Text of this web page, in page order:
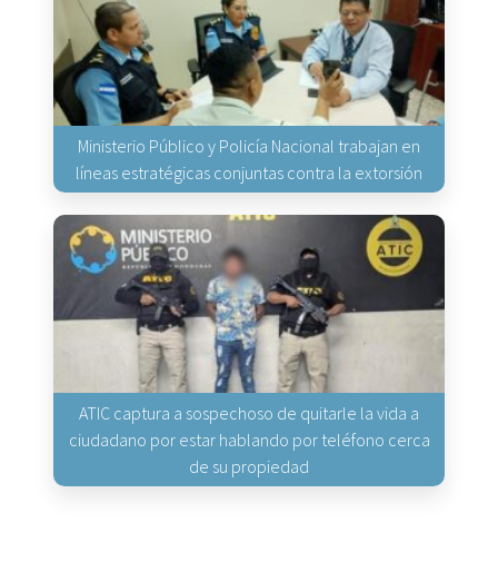
Ministerio Público y Policía Nacional trabajan en
líneas estratégicas conjuntas contra la extorsión
ATIC captura a sospechoso de quitarle la vida a
ciudadano por estar hablando por teléfono cerca
de su propiedad